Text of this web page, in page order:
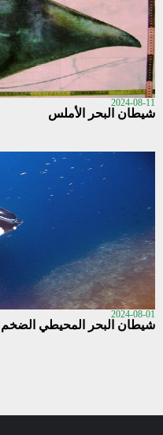
2024-08-11
ﺷﻴﻄﺎﻥ ﺍﻟﺒﺤﺮ ﺍﻷﻣﻠﺲ
2024-08-01
شيطان البحر المحيطي الضخم